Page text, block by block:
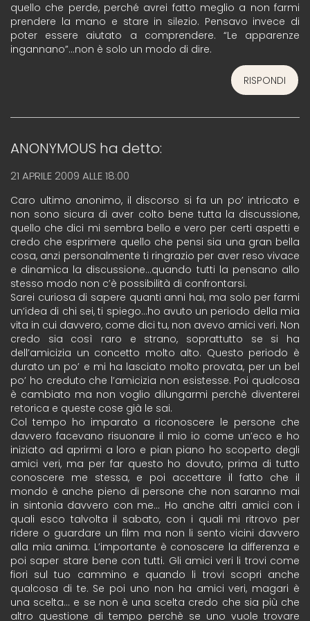
quello che perde, perché avrei fatto meglio a non farmi
prendere la mano e stare in silezio. Pensavo invece di
poter essere aiutato a comprendere. “Le apparenze
ingannano”…non è solo un modo di dire.
RISPONDI
ANONYMOUS ha detto:
21 APRILE 2009 ALLE 18:00
Caro ultimo anonimo, il discorso si fa un po’ intricato e
non sono sicura di aver colto bene tutta la discussione,
quello che dici mi sembra bello e vero per certi aspetti e
credo che esprimere quello che pensi sia una gran bella
cosa, anzi personalmente ti ringrazio per aver reso vivace
e dinamica la discussione…quando tutti la pensano allo
stesso modo non c’è possibilità di confrontarsi.
Sarei curiosa di sapere quanti anni hai, ma solo per farmi
un’idea di chi sei, ti spiego…ho avuto un periodo della mia
vita in cui davvero, come dici tu, non avevo amici veri. Non
credo sia così raro e strano, soprattutto se si ha
dell’amicizia un concetto molto alto. Questo periodo è
durato un po’ e mi ha lasciato molto provata, per un bel
po’ ho creduto che l’amicizia non esistesse. Poi qualcosa
è cambiato ma non voglio dilungarmi perchè diventerei
retorica e queste cose già le sai.
Col tempo ho imparato a riconoscere le persone che
davvero facevano risuonare il mio io come un’eco e ho
iniziato ad aprirmi a loro e pian piano ho scoperto degli
amici veri, ma per far questo ho dovuto, prima di tutto
conoscere me stessa, e poi accettare il fatto che il
mondo è anche pieno di persone che non saranno mai
in sintonia davvero con me… Ho anche altri amici con i
quali esco talvolta il sabato, con i quali mi ritrovo per
ridere o guardare un film ma non li sento vicini davvero
alla mia anima. L’importante è conoscere la differenza e
poi saper stare bene con tutti. Gli amici veri li trovi come
fiori sul tuo cammino e quando li trovi scopri anche
qualcosa di te. Se poi uno non ha amici veri, magari è
una scelta… e se non è una scelta credo che sia più che
altro questione di tempo perchè se uno vuole trovare